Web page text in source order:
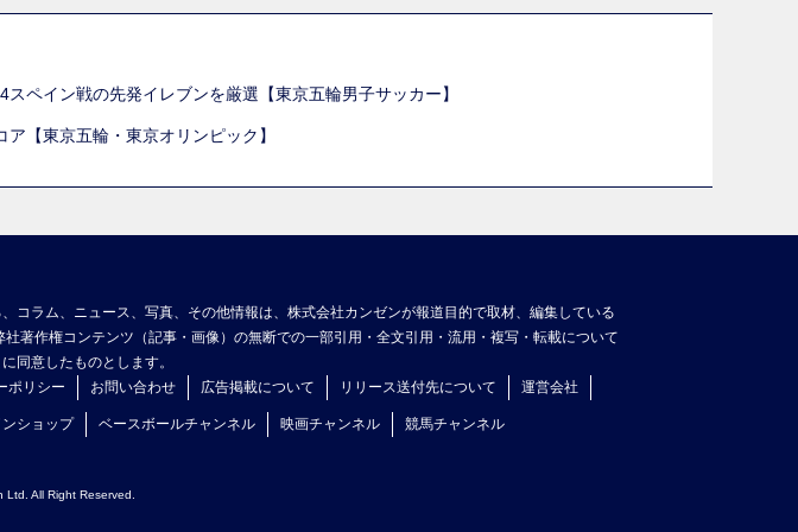
ペイン戦の先発イレブンを厳選【東京五輪男子サッカー】
【東京五輪・東京オリンピック】
コラム、ニュース、写真、その他情報は、株式会社カンゼンが報道目的で取材、編集している
著作権コンテンツ（記事・画像）の無断での一部引用・全文引用・流用・複写・転載について
同意したものとします。
ポリシー お問い合わせ 広告掲載について リリース送付先について 運営会社
ショップ ベースボールチャンネル 映画チャンネル 競馬チャンネル
All Right Reserved.